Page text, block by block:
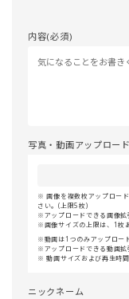
内容(必須)
写真・動画アップロード
画像を複数枚アップロー
さい。(上限5枚)
アップロードできる画像
画像サイズの上限は、1枚
動画は1つのみアップロー
アップロードできる動画
動画サイズおよび再生時
ニックネーム